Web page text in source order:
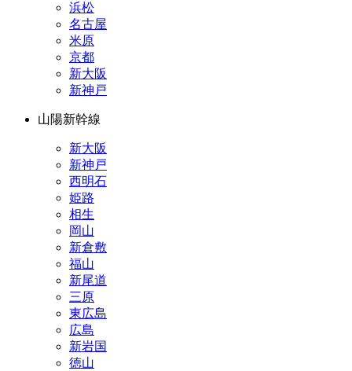
浜松
名古屋
米原
京都
新大阪
新神戸
山陽新幹線
新大阪
新神戸
西明石
姫路
相生
岡山
新倉敷
福山
新尾道
三原
東広島
広島
新岩国
徳山